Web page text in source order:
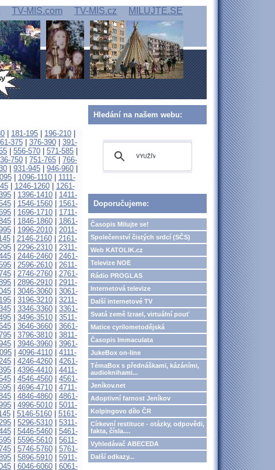
TV-MIS.com TV-MIS.cz MILUJTE.SE
181-195 196-210
375| 376-390| 391-
556-570 571-585
750 751-765
766-
931-945 946-960
| 1096-1110| 1111-
| 1246-1260| 1261-
1396-1410
1411-
| 1546-1560| 1561-
1696-1710
1711-
| 1846-1860| 1861-
1996-2010
2011-
| 2146-2160| 2161-
2296-2310
2311-
| 2446-2460| 2461-
2596-2610
2611-
| 2746-2760| 2761-
2896-2910
2911-
| 3046-3060| 3061-
3196-3210
3211-
| 3346-3360| 3361-
3496-3510
3511-
| 3646-3660| 3661-
3796-3810
3811-
| 3946-3960| 3961-
4096-4110
4111-
| 4246-4260| 4261-
4396-4410
4411-
| 4546-4560| 4561-
4696-4710
4711-
| 4846-4860| 4861-
4996-5010
5011-
| 5146-5160| 5161-
5296-5310
5311-
| 5446-5460| 5461-
5596-5610
5611-
| 5746-5760| 5761-
5896-5910
5911-
| 6046-6060| 6061-
Hledání na našem webu:
Doporučujeme:
Časopis Milujte se!
Společenství čistých srdcí (SČS)
Web KATOLIK.cz
Televize NOE
Rádio PROGLAS
Internetová televize
Další internetové TV
Svatá země Izrael, virtuální pouť
Matice cyrilometodějská
Časopis Immaculata
JukeBox on-line
TémaBox s přednáškami, kázáními,
audioknihami...
Jeníkov.net
Adoptivní farnost Jeníkov
Kolpingovo dílo ČR
Církevní restituce - otázky, odpovědi,
fakta, čísla....
Vyhledávač ABECEDA
Další odkazy...